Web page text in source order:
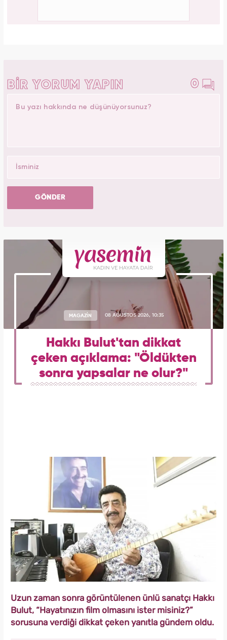
BİR YORUM YAPIN 0
GÖNDER
MAGAZİN 08 AĞUSTOS 2026, 10:35
Hakkı Bulut'tan dikkat
çeken açıklama: "Öldükten
sonra yapsalar ne olur?"
Uzun zaman sonra görüntülenen ünlü sanatçı Hakkı
Bulut, “Hayatınızın film olmasını ister misiniz?”
sorusuna verdiği dikkat çeken yanıtla gündem oldu.